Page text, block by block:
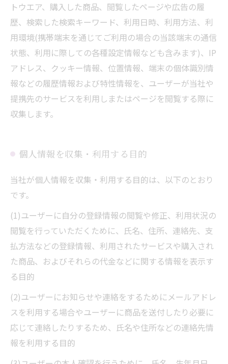
トウエア、購入した商品、閲覧したページや広告の履
歴、検索した検索キーワード、利用日時、利用方法、利
用環境(携帯端末を通じてご利用の場合の当該端末の通信
状態、利用に際しての各種設定情報なども含みます)、IP
アドレス、クッキー情報、位置情報、端末の個体識別情
報などの履歴情報および特性情報を、ユーザーが当社や
提携先のサービスを利用しまたはページを閲覧する際に
収集します。
個人情報を収集・利用する目的
当社が個人情報を収集・利用する目的は、以下のとおり
です。
(1)ユーザーに自分の登録情報の閲覧や修正、利用状況の
閲覧を行っていただくために、氏名、住所、連絡先、支
払方法などの登録情報、利用されたサービスや購入され
た商品、およびそれらの代金などに関する情報を表示す
る目的
(2)ユーザーにお知らせや連絡をするためにメールアドレ
スを利用する場合やユーザーに商品を送付したり必要に
応じて連絡したりするため、氏名や住所などの連絡先情
報を利用する目的